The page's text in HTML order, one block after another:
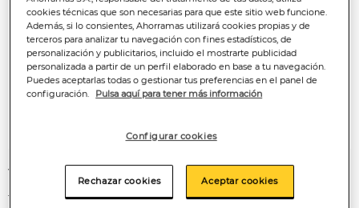
14
14,99€/kg
cookies técnicas que son necesarias para que este sitio web funcione.
Además, si lo consientes, Ahorramas utilizará cookies propias y de
terceros para analizar tu navegación con fines estadísticos, de
personalización y publicitarios, incluido el mostrarte publicidad
personalizada a partir de un perfil elaborado en base a tu navegación.
Puedes aceptarlas todas o gestionar tus preferencias en el panel de
configuración.
Pulsa aquí para tener más información
Configurar cookies
Rechazar cookies Aceptar cookies